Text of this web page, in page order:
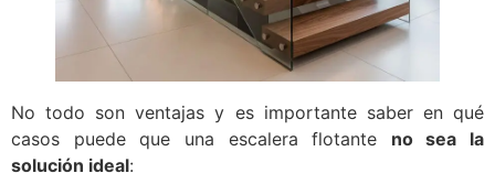
No todo son ventajas y es importante saber en qué
casos puede que una escalera flotante no sea la
solución ideal: